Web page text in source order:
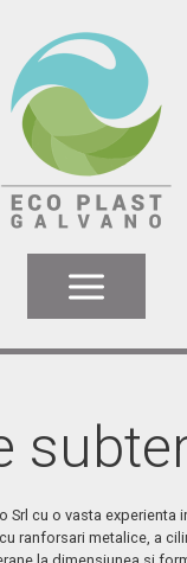
Menu
ACASA
septice imhoff-model Ecoplast
Vidanjare si date tehnice
Srl cu o vasta experienta
ranforsari metalice, a